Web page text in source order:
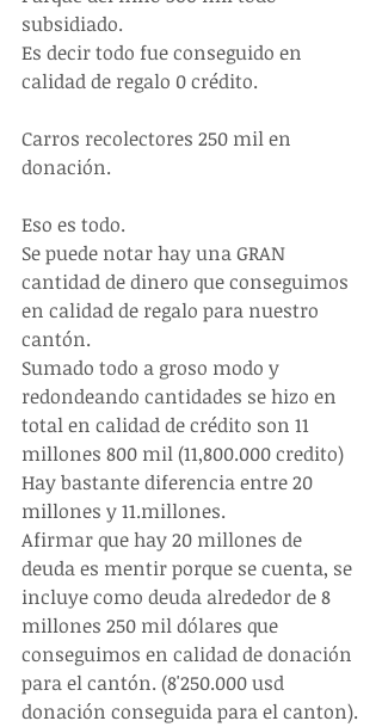
subsidiado.
Es decir todo fue conseguido en
calidad de regalo 0 crédito.
Carros recolectores 250 mil en
donación.
Eso es todo.
Se puede notar hay una GRAN
cantidad de dinero que conseguimos
en calidad de regalo para nuestro
cantón.
Sumado todo a groso modo y
redondeando cantidades se hizo en
total en calidad de crédito son 11
millones 800 mil (11,800.000 credito)
Hay bastante diferencia entre 20
millones y 11.millones.
Afirmar que hay 20 millones de
deuda es mentir porque se cuenta, se
incluye como deuda alrededor de 8
millones 250 mil dólares que
conseguimos en calidad de donación
para el cantón. (8'250.000 usd
donación conseguida para el canton).